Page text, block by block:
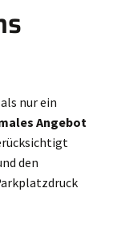
nur ein
Angebot
den